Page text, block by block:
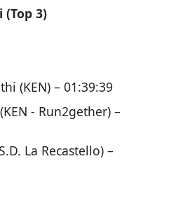
3)
(KEN) – 01:39:39
- Run2gether) –
La Recastello) –